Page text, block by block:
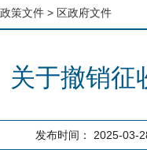
政策文件 > 区政府文件
关于撤销征
发布时间： 2025-03-